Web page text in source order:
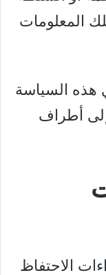
المعلومات
هذه السياسة
أطراف
الاحتفاظ